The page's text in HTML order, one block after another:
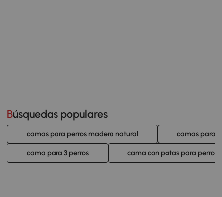
Búsquedas populares
camas para perros madera natural camas para
cama para 3 perros cama con patas para perros